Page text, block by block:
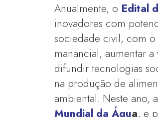
Anualmente, o Edital
inovadores com
sociedade civil, com o
manancial; aumentar
difundir tecnologias
na produção de
ambiental. Neste ano,
Mundial da Água, e